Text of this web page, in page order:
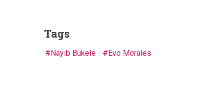
Tags
Nayib Bukele Evo Morales